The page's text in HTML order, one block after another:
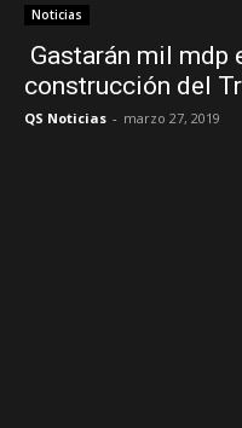
Noticias
Gastarán mil mdp
construcción del
QS Noticias - marzo 27, 2019